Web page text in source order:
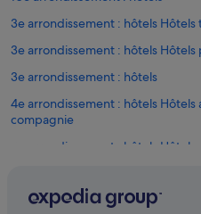
3e arrondissement : hôtels
3e arrondissement : hôtels Hôtels
3e arrondissement : hôtels
4e arrondissement : hôtels Hôtels
compagnie
4e arrondissement : hôtels Hôtels
4e arrondissement : hôtels Hôtels